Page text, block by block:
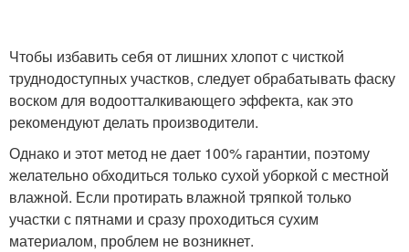
Чтобы избавить себя от лишних хлопот с чисткой
труднодоступных участков, следует обрабатывать фаску
воском для водоотталкивающего эффекта, как это
рекомендуют делать производители.
Однако и этот метод не дает 100% гарантии, поэтому
желательно обходиться только сухой уборкой с местной
влажной. Если протирать влажной тряпкой только
участки с пятнами и сразу проходиться сухим
материалом, проблем не возникнет.